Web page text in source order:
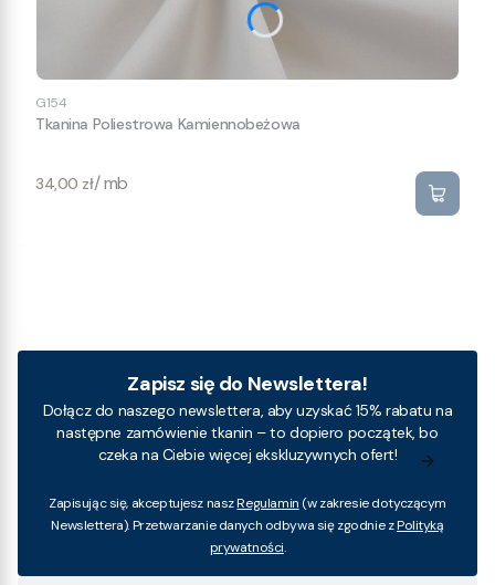
G154
Tkanina Poliestrowa Kamiennobeżowa
Cena
34,00 zł/ mb
Zapisz się do Newslettera!
Dołącz do naszego newslettera, aby uzyskać 15% rabatu na
następne zamówienie tkanin – to dopiero początek, bo
czeka na Ciebie więcej ekskluzywnych ofert!
Zapisując się, akceptujesz naszRegulamin (w zakresie dotyczącym
Newslettera). Przetwarzanie danych odbywa się zgodnie zPolityką
prywatności.